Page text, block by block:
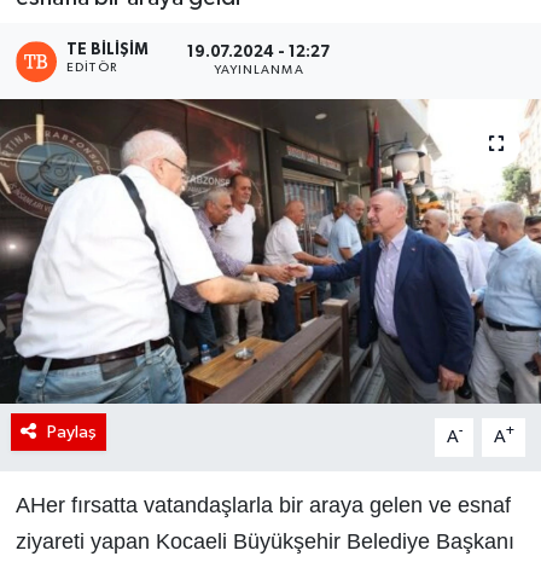
TE BILIŞIM
EDITÖR
19.07.2024 - 12:27
YAYINLANMA
Paylaş A- A+
AHer fırsatta vatandaşlarla bir araya gelen ve esnaf
ziyareti yapan Kocaeli Büyükşehir Belediye Başkanı